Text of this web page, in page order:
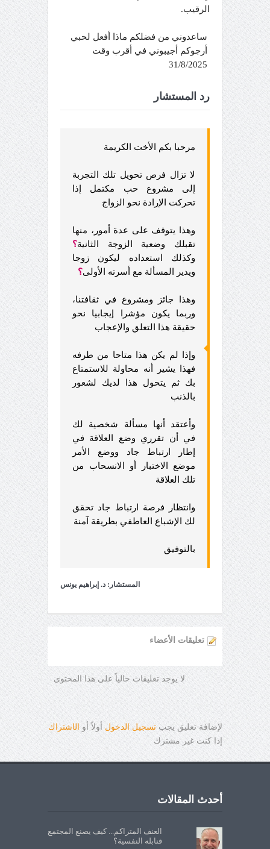
الرقيب.
ساعدوني من فضلكم ماذا أفعل لحبي
أرجوكم أجيبوني في أقرب وقت
رد المستشار
مرحبا بكم الأخت الكريمة
لا تزال فرص تحويل تلك التجربة
إلى مشروع حب مكتمل إذا
تحركت الإرادة نحو الزواج
وهذا يتوقف على عدة أمور، منها
تقبلك وضعية الزوجة الثانية؟
وكذلك استعداده ليكون زوجا
ويدير المسألة مع أسرته الأولى؟
وهذا جائز ومشروع في ثقافتنا،
وربما يكون مؤشرا إيجابيا نحو
حقيقة هذا التعلق والإعجاب
وإذا لم يكن هذا متاحا من طرفه
فهذا يشير أنه محاولة للاستمتاع
بك ثم يتحول هذا لديك لشعور
بالذنب
وأعتقد أنها مسألة شخصية لك
في أن تقرري وضع العلاقة في
إطار ارتباط جاد ووضع الأمر
موضع الاختبار أو الانسحاب من
تلك العلاقة
وانتظار فرصة ارتباط جاد تحقق
لك الإشباع العاطفي بطريقة آمنة
بالتوفيق
المستشار: د. إبراهيم يونس
تعليقات الأعضاء
لا يوجد تعليقات حالياً على هذا المحتوى
لإضافة تعليق يجب تسجيل الدخول أولاً أو الاشتراك
إذا كنت غير مشترك
أحدث المقالات
العنف المتراكم... كيف يصنع المجتمع
قنابله النفسية؟